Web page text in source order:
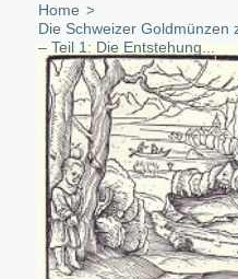
Home
Die Schweizer Goldmünzen
– Teil 1: Die Entstehung...